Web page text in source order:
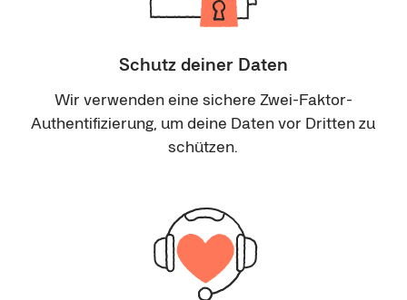
Schutz deiner Daten
Wir verwenden eine sichere Zwei-Faktor-
Authentifizierung, um deine Daten vor Dritten zu
schützen.